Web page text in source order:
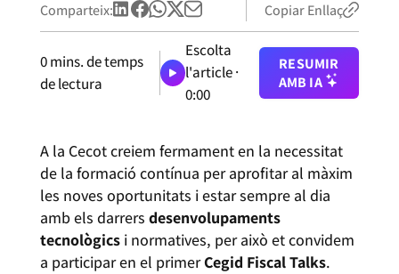
Comparteix: Copiar Enllaç
0mins. de temps
de lectura
Escolta
l'article ·
0:00
RESUMIR
AMB IA
A la Cecot creiem fermament en la necessitat
de la formació contínua per aprofitar al màxim
les noves oportunitats i estar sempre al dia
amb els darrers desenvolupaments
tecnològicsi normatives, per això et convidem
a participar en el primerCegid Fiscal Talks.